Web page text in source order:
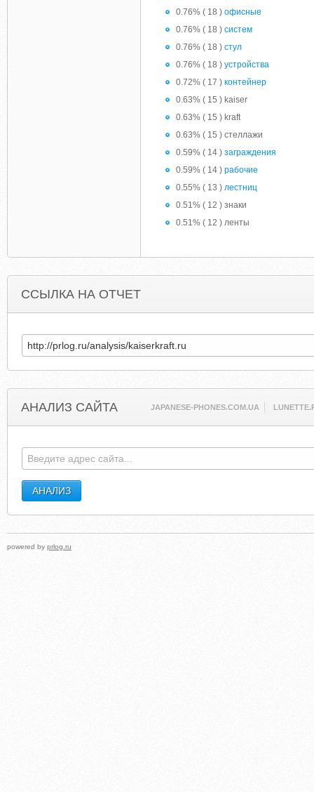
0.76% ( 18 ) офисные
0.76% ( 18 ) систем
0.76% ( 18 ) стул
0.76% ( 18 ) устройства
0.72% ( 17 ) контейнер
0.63% ( 15 ) kaiser
0.63% ( 15 ) kraft
0.63% ( 15 ) стеллажи
0.59% ( 14 ) заграждения
0.59% ( 14 ) рабочие
0.55% ( 13 ) лестниц
0.51% ( 12 ) знаки
0.51% ( 12 ) ленты
ССЫЛКА НА ОТЧЕТ
АНАЛИЗ САЙТА JAPANESE-PHONES.COM.UA
powered by prlog.ru